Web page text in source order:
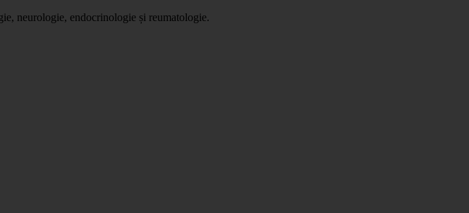
neurologie, endocrinologie și reumatologie.